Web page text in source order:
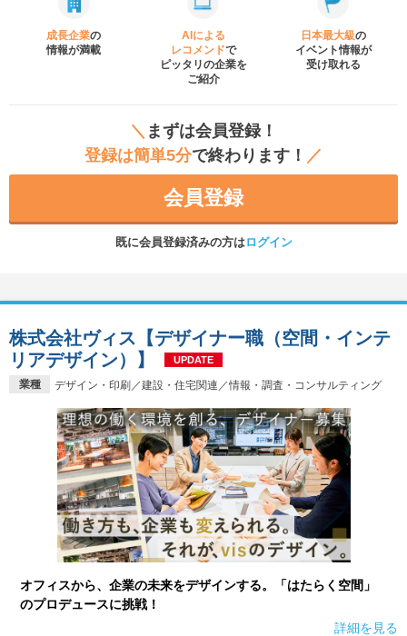
成長企業の
情報が満載
AIによる
レコメンドで
ピッタリの企業を
ご紹介
日本最大級の
イベント情報が
受け取れる
＼ まずは会員登録！
登録は簡単5分で終わります！ ／
会員登録
既に会員登録済みの方はログイン
業種 デザイン・印刷／建設・住宅関連／情報・調査・コンサルティング
株式会社ヴィス【デザイナー職（空間・インテ
リアデザイン）】
UPDATE
オフィスから、企業の未来をデザインする。「はたらく空間」
のプロデュースに挑戦！
詳細を見る